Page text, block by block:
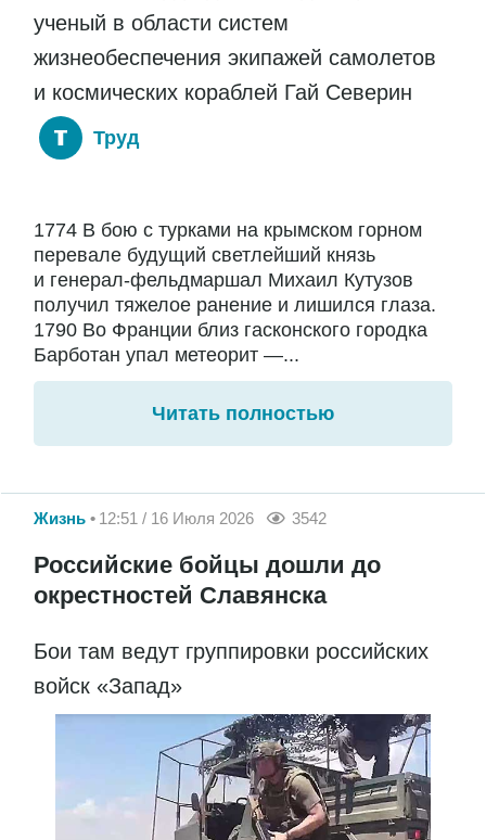
ученый в области систем
жизнеобеспечения экипажей самолетов
и космических кораблей Гай Северин
Труд
1774 В бою с турками на крымском горном
перевале будущий светлейший князь
и генерал-фельдмаршал Михаил Кутузов
получил тяжелое ранение и лишился глаза.
1790 Во Франции близ гасконского городка
Барботан упал метеорит —...
Читать полностью
Жизнь 12:51 / 16 Июля 2026 3542
Российские бойцы дошли до
окрестностей Славянска
Бои там ведут группировки российских
войск «Запад»